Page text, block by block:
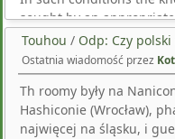
sought by an
completely impartial of
hospitalization and
remedy; monitor full
bone marrow
thrombocytopenia
until there's evidence of
Touhou / Odp: Czy
Ostatnia wiadomość przez
Th roomy były na
Hashiconie (Wrocław),
najwięcej na śląsku, i